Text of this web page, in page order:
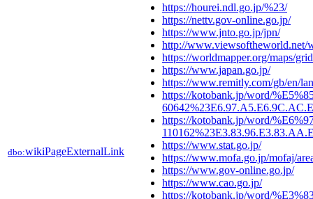
dbo:wikiPageExternalLink
https://hourei.ndl.go.jp/%23/
https://nettv.gov-online.go.jp/
https://www.jnto.go.jp/jpn/
http://www.viewsoftheworld.net/
https://worldmapper.org/maps/
https://www.japan.go.jp/
https://www.remitly.com/gb/en/
https://kotobank.jp/word/
https://kotobank.jp/word/
https://www.stat.go.jp/
https://www.mofa.go.jp/mofaj/
https://www.gov-online.go.jp/
https://www.cao.go.jp/
https://kotobank.jp/word/